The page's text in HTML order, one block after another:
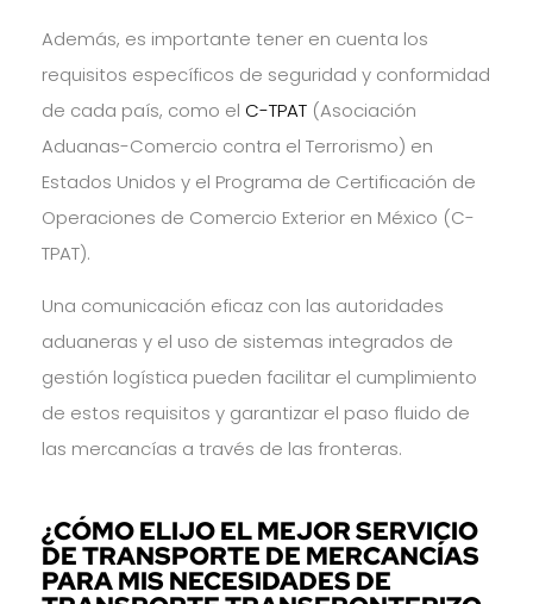
Además, es importante tener en cuenta los
requisitos específicos de seguridad y conformidad
de cada país, como el C-TPAT (Asociación
Aduanas-Comercio contra el Terrorismo) en
Estados Unidos y el Programa de Certificación de
Operaciones de Comercio Exterior en México (C-
TPAT).
Una comunicación eficaz con las autoridades
aduaneras y el uso de sistemas integrados de
gestión logística pueden facilitar el cumplimiento
de estos requisitos y garantizar el paso fluido de
las mercancías a través de las fronteras.
¿CÓMO ELIJO EL MEJOR SERVICIO
DE TRANSPORTE DE MERCANCÍAS
PARA MIS NECESIDADES DE